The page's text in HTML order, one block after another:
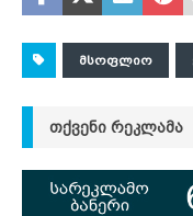
ᲛᲡᲝᲤᲚᲘᲝ
ᲗᲥᲕᲔᲜᲘ ᲠᲔᲙᲚᲐᲛᲐ